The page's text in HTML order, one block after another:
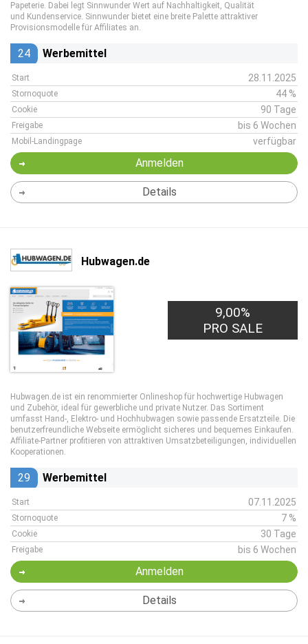
Papeterie. Dabei legt Sinnwunder Wert auf Nachhaltigkeit, Qualität
und Kundenservice. Sinnwunder bietet eine breite Palette attraktiver
Provisionsmodelle für Affiliates an.
24 Werbemittel
Start 28.11.2025
Stornoquote 44 %
Cookie 90 Tage
Freigabe bis 6 Wochen
Mobil-Landingpage verfügbar
Anmelden
Details
Hubwagen.de
9,00%
PRO SALE
Hubwagen.de ist ein renommierter Onlineshop für hochwertige Hubwagen
und Zubehör, ideal für gewerbliche und private Nutzer. Das Sortiment
umfasst Hand-, Elektro- und Hochhubwagen sowie passende Ersatzteile. Die
benutzerfreundliche Webseite ermöglicht sicheres und bequemes Einkaufen.
Affiliate-Partner profitieren von attraktiven Umsatzbeteiligungen, individuellen
Kooperationen.
29 Werbemittel
Start 07.11.2025
Stornoquote 7 %
Cookie 30 Tage
Freigabe bis 6 Wochen
Anmelden
Details